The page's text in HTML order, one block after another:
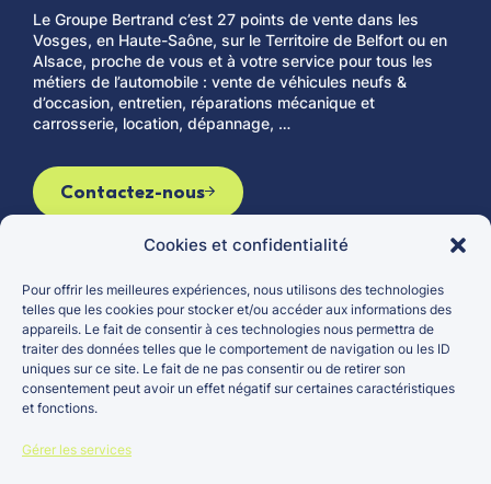
Cookies et confidentialité
Pour offrir les meilleures expériences, nous utilisons des technologies
telles que les cookies pour stocker et/ou accéder aux informations des
appareils. Le fait de consentir à ces technologies nous permettra de
traiter des données telles que le comportement de navigation ou les ID
uniques sur ce site. Le fait de ne pas consentir ou de retirer son
consentement peut avoir un effet négatif sur certaines caractéristiques
et fonctions.
Gérer les services
Le Groupe Bertrand c’est 27 points de vente dans les
Vosges, en Haute-Saône, sur le Territoire de Belfort ou en
Alsace, proche de vous et à votre service pour tous les
métiers de l’automobile : vente de véhicules neufs &
d’occasion, entretien, réparations mécanique et
carrosserie, location, dépannage, …
Contactez-nous
Le groupe
Actualités
Carrières
Points de vente
Véhicules d’occasion
Véhicules neufs
Entretien et réparation